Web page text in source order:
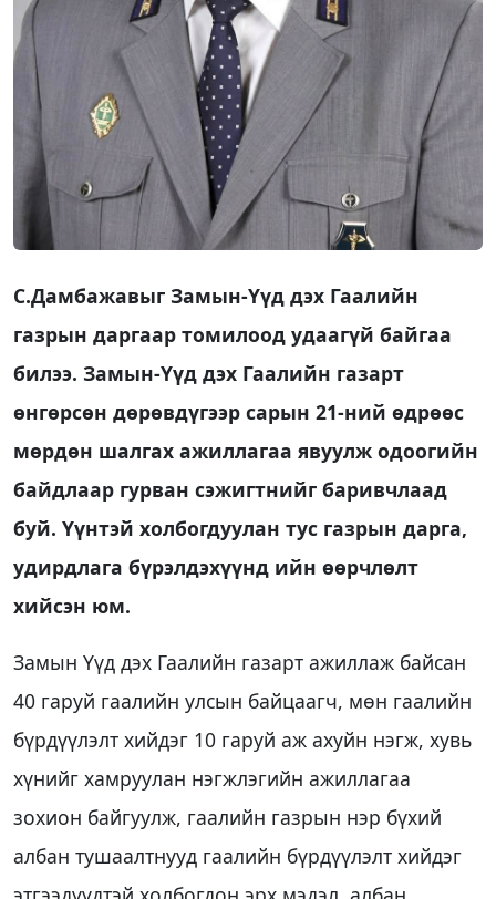
С.Дамбажавыг Замын-Үүд дэх Гаалийн
газрын даргаар томилоод удаагүй байгаа
билээ. Замын-Үүд дэх Гаалийн газарт
өнгөрсөн дөрөвдүгээр сарын 21-ний өдрөөс
мөрдөн шалгах ажиллагаа явуулж одоогийн
байдлаар гурван сэжигтнийг баривчлаад
буй. Үүнтэй холбогдуулан тус газрын дарга,
удирдлага бүрэлдэхүүнд ийн өөрчлөлт
хийсэн юм.
Замын Үүд дэх Гаалийн газарт ажиллаж байсан
40 гаруй гаалийн улсын байцаагч, мөн гаалийн
бүрдүүлэлт хийдэг 10 гаруй аж ахуйн нэгж, хувь
хүнийг хамруулан нэгжлэгийн ажиллагаа
зохион байгуулж, гаалийн газрын нэр бүхий
албан тушаалтнууд гаалийн бүрдүүлэлт хийдэг